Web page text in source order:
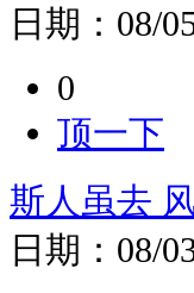
日期： 08/
0
顶一下
斯人虽去
日期： 08/